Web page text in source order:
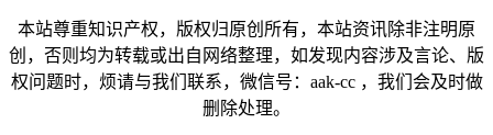
本站尊重知识产权，版权归原创所有，本站资讯除非注明原
创，否则均为转载或出自网络整理，如发现内容涉及言论、版
权问题时，烦请与我们联系，微信号：aak-cc ，我们会及时做
删除处理。